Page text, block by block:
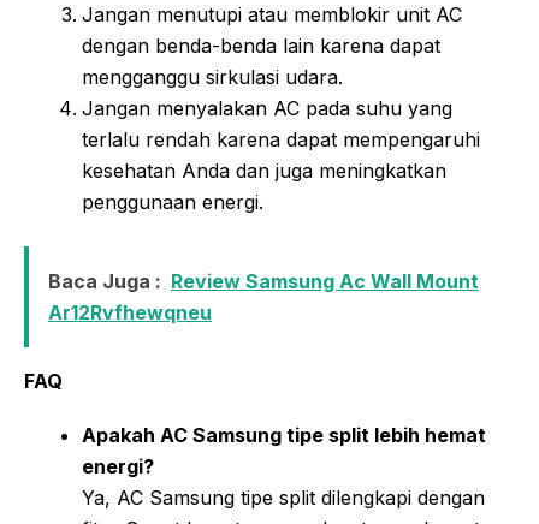
Jangan menutupi atau memblokir unit AC
dengan benda-benda lain karena dapat
mengganggu sirkulasi udara.
Jangan menyalakan AC pada suhu yang
terlalu rendah karena dapat mempengaruhi
kesehatan Anda dan juga meningkatkan
penggunaan energi.
Baca Juga : Review Samsung Ac Wall Mount
Ar12Rvfhewqneu
FAQ
Apakah AC Samsung tipe split lebih hemat
energi?
Ya, AC Samsung tipe split dilengkapi dengan